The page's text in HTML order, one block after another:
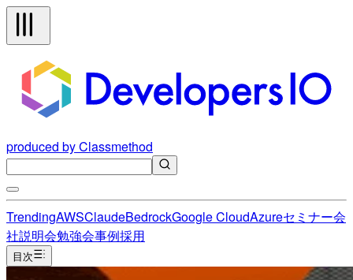
produced by Classmethod
TrendingAWSClaudeBedrockGoogle CloudAzureセミナー会
社説明会勉強会事例採用
目次